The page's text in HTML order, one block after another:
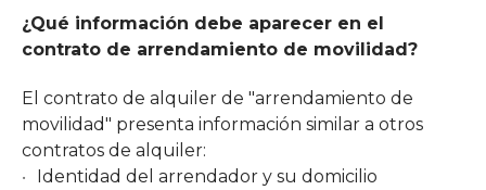
¿Qué información debe aparecer en el
contrato de arrendamiento de movilidad?
El contrato de alquiler de "arrendamiento de
movilidad" presenta información similar a otros
contratos de alquiler:
Identidad del arrendador y su domicilio